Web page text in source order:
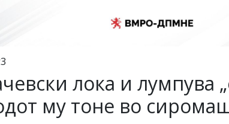
лока и лумпува
му тоне во